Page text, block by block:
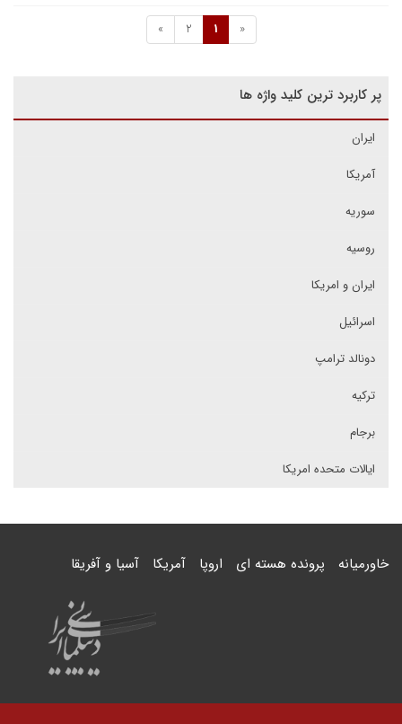
«
1
2
»
پر کاربرد ترین کلید واژه ها
ایران
آمریکا
سوریه
روسیه
ایران و امریکا
اسرائیل
دونالد ترامپ
ترکیه
برجام
ایالات متحده امریکا
خاورمیانه پرونده هسته ای اروپا آمریکا آسیا و آفریقا